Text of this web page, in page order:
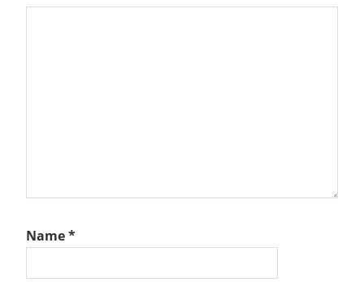
Name*